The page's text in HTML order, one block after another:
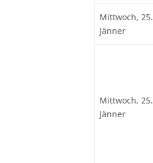
Mittwoch, 25.
Jänner
Mittwoch, 25.
Jänner